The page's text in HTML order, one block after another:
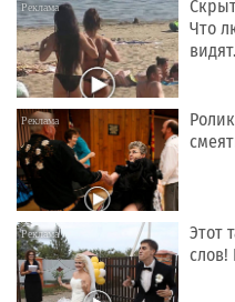
Что
Этот
слов!